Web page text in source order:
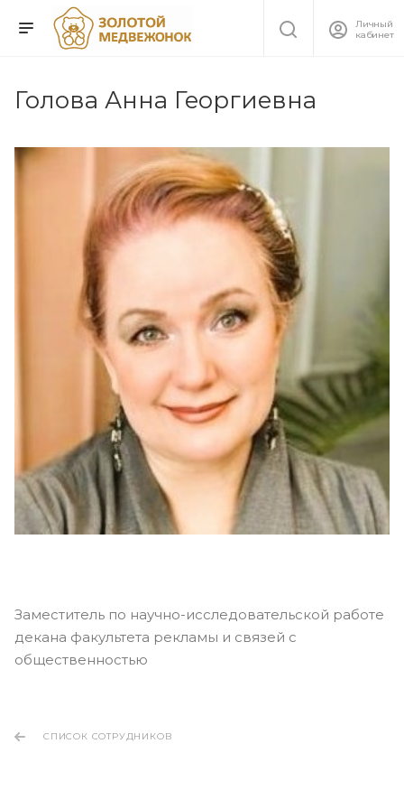
Личный
кабинет
Голова Анна Георгиевна
Заместитель по научно-исследовательской работе
декана факультета рекламы и связей с
общественностью
СПИСОК СОТРУДНИКОВ